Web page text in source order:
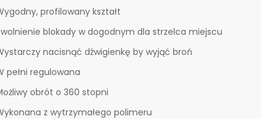
profilowany kształt
blokady w dogodnym dla strzelca miejscu
nacisnąć dźwigienkę by wyjąć broń
pełni regulowana
obrót o 360 stopni
z wytrzymałego polimeru